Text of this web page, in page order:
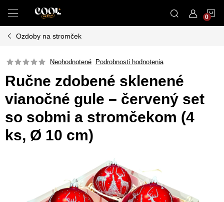
obsah
Ozdoby na stromček
Neohodnotené Podrobnosti hodnotenia
Ručne zdobené sklenené
vianočné gule – červený set
so sobmi a stromčekom (4
ks, Ø 10 cm)